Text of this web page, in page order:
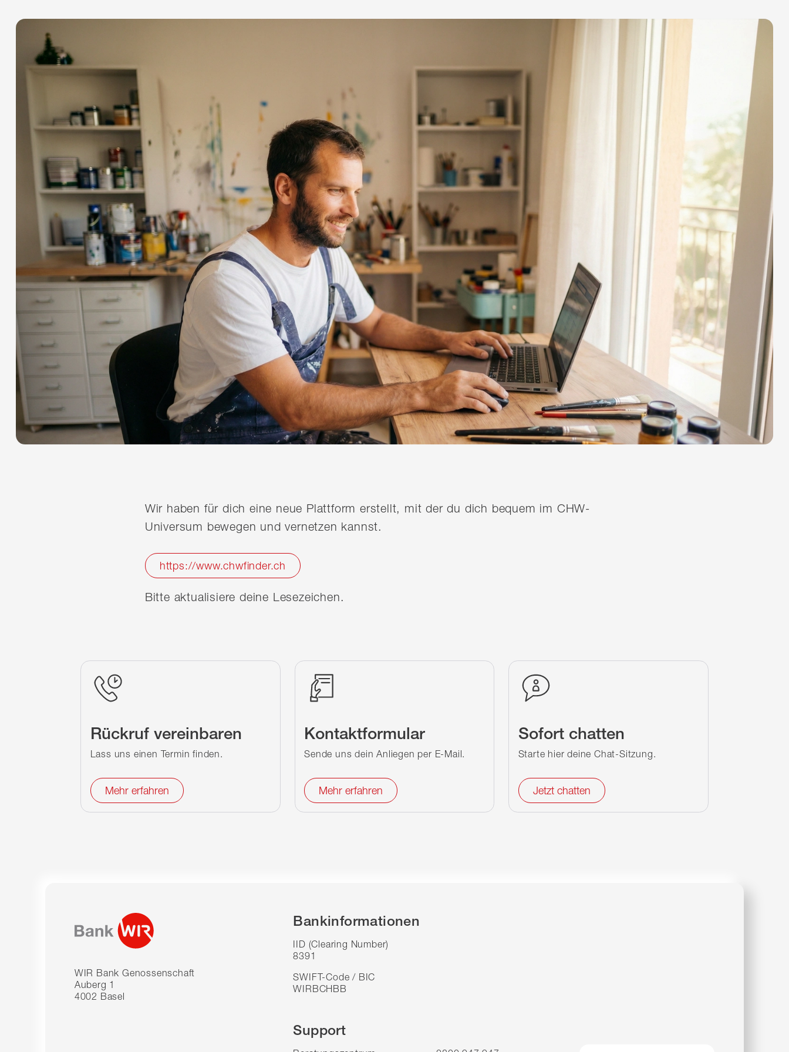
Wir haben für dich eine neue Plattform erstellt, mit der du dich bequem im CHW-
Universum bewegen und vernetzen kannst.
https://www.chwfinder.ch
Bitte aktualisiere deine Lesezeichen.
Rückruf vereinbaren
Lass uns einen Termin finden.
Mehr erfahren
Kontaktformular
Sende uns dein Anliegen per E-Mail.
Mehr erfahren
Sofort chatten
Starte hier deine Chat-Sitzung.
Jetzt chatten
WIR Bank Genossenschaft
Auberg 1
4002 Basel
Bankinformationen
IID (Clearing Number)
8391
SWIFT-Code / BIC
WIRBCHBB
Support